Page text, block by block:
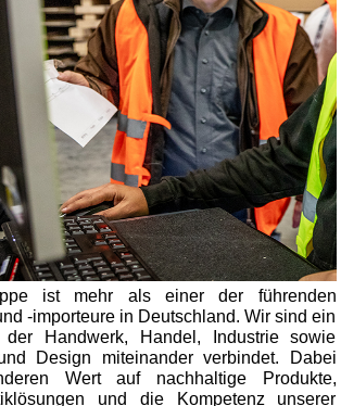
ist mehr als einer der führenden
-importeure in Deutschland. Wir sind ein
der Handwerk, Handel, Industrie sowie
Design miteinander verbindet. Dabei
Wert auf nachhaltige Produkte,
und die Kompetenz unserer